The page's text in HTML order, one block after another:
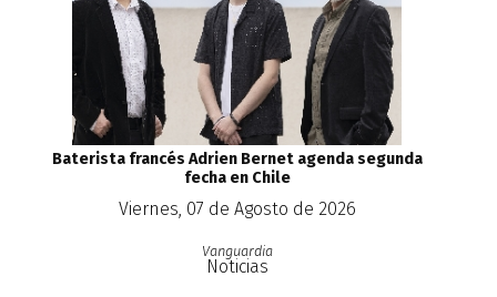
Baterista francés Adrien Bernet agenda segunda
fecha en Chile
Viernes, 07 de Agosto de 2026
Vanguardia
Noticias